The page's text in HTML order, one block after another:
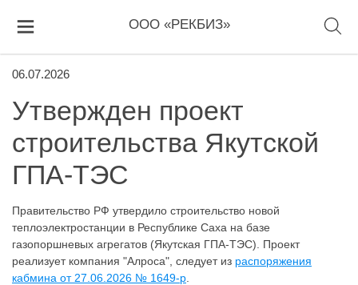
ООО «РЕКБИЗ»
06.07.2026
Утвержден проект
строительства Якутской
ГПА-ТЭС
Правительство РФ утвердило строительство новой
теплоэлектростанции в Республике Саха на базе
газопоршневых агрегатов (Якутская ГПА-ТЭС). Проект
реализует компания "Алроса", следует из распоряжения
кабмина от 27.06.2026 № 1649-р